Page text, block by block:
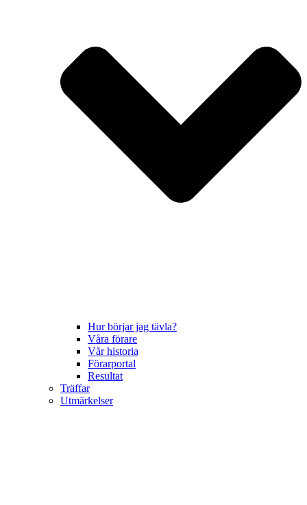
Hur börjar jag tävla?
Våra förare
Vår historia
Förarportal
Resultat
Träffar
Utmärkelser